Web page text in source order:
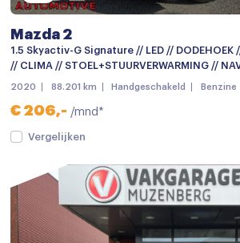
Stuurwiel multifunctioneel
12Volt aansluiting
Achterbank in delen neerklapbaar
Airco
Armsteun
Armsteun voor
Bagage-afdekhoes
Bestuurdersstoel in hoogte
Mazda 2
1.5 Skyactiv-G Signature // LED // DODEHOEK
// CLIMA // STOEL+STUURVERWARMING //
2020 88.201 km Handgeschakeld Benzine
€ 206,- /mnd*
Vergelijken